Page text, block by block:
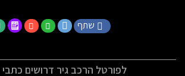
שתף
לפורטל הרכב גיר דרושים